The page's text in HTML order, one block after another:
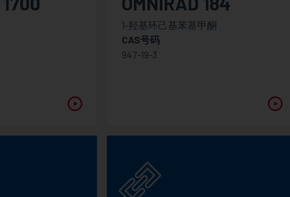
1-羟基环己基苯基甲酮
CAS号码
947-19-3